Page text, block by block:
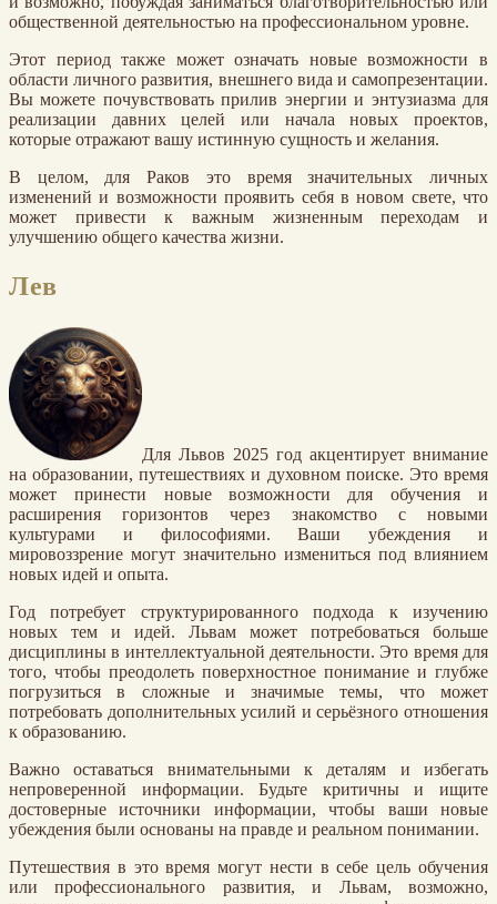
общественной деятельностью на профессиональном уровне.
Этот период также может означать новые возможности в
области личного развития, внешнего вида и самопрезентации.
Вы можете почувствовать прилив энергии и энтузиазма для
реализации давних целей или начала новых проектов,
которые отражают вашу истинную сущность и желания.
В целом, для Раков это время значительных личных
изменений и возможности проявить себя в новом свете, что
может привести к важным жизненным переходам и
улучшению общего качества жизни.
Лев
Для Львов 2025 год акцентирует внимание
на образовании, путешествиях и духовном поиске. Это время
может принести новые возможности для обучения и
расширения горизонтов через знакомство с новыми
культурами и философиями. Ваши убеждения и
мировоззрение могут значительно измениться под влиянием
новых идей и опыта.
Год потребует структурированного подхода к изучению
новых тем и идей. Львам может потребоваться больше
дисциплины в интеллектуальной деятельности. Это время для
того, чтобы преодолеть поверхностное понимание и глубже
погрузиться в сложные и значимые темы, что может
потребовать дополнительных усилий и серьёзного отношения
к образованию.
Важно оставаться внимательными к деталям и избегать
непроверенной информации. Будьте критичны и ищите
достоверные источники информации, чтобы ваши новые
убеждения были основаны на правде и реальном понимании.
Путешествия в это время могут нести в себе цель обучения
или профессионального развития, и Львам, возможно,